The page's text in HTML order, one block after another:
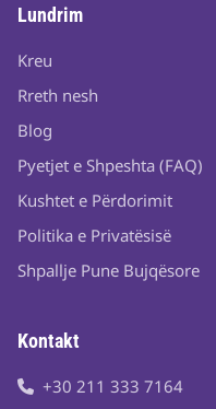
Lundrim
Kreu
Rreth nesh
Blog
Pyetjet e Shpeshta (FAQ)
Kushtet e Përdorimit
Politika e Privatësisë
Shpallje Pune Bujqësore
Kontakt
+30 211 333 7164